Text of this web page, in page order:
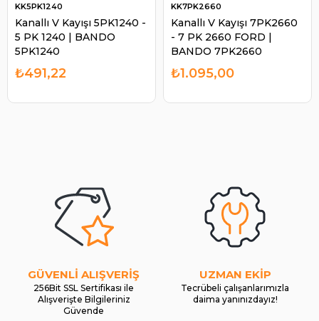
Kanallı V Kayışı 5PK1240 -
5 PK 1240 | BANDO
5PK1240
KK5PK1240
₺491,22
Kanallı V Kayışı 7PK2660
- 7 PK 2660 FORD |
BANDO 7PK2660
KK7PK2660
₺1.095,00
GÜVENLİ ALIŞVERİŞ
256Bit SSL Sertifikası ile
Alışverişte Bilgileriniz
Güvende
UZMAN EKİP
Tecrübeli çalışanlarımızla
daima yanınızdayız!